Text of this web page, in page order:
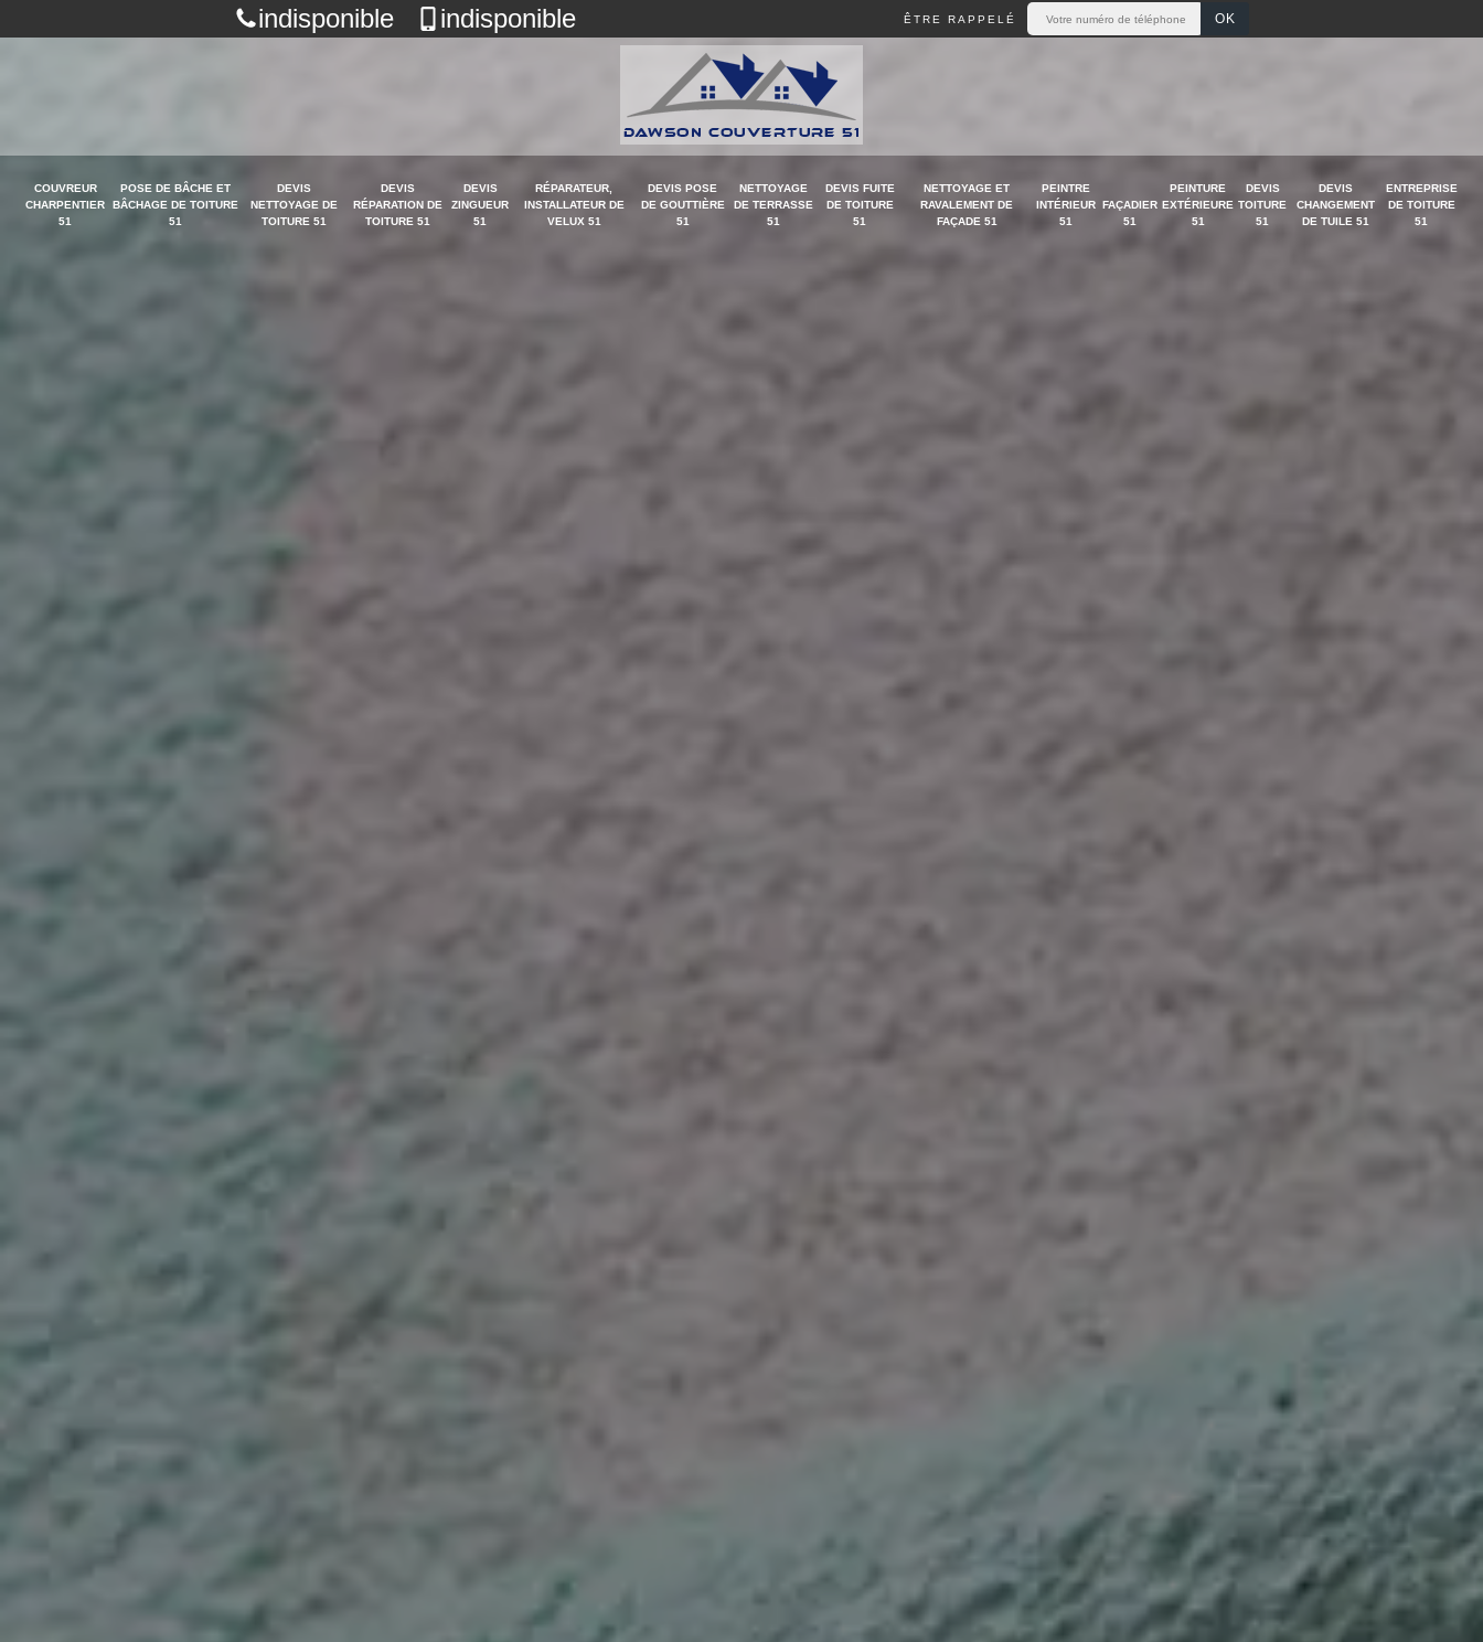
indisponible indisponible ÊTRE RAPPELÉ
COUVREUR
CHARPENTIER
51
POSE DE BÂCHE ET
BÂCHAGE DE TOITURE
51
DEVIS
NETTOYAGE DE
TOITURE 51
DEVIS
RÉPARATION DE
TOITURE 51
DEVIS
ZINGUEUR
51
RÉPARATEUR,
INSTALLATEUR DE
VELUX 51
DEVIS POSE
DE GOUTTIÈRE
51
NETTOYAGE
DE TERRASSE
51
DEVIS FUITE
DE TOITURE
51
NETTOYAGE ET
RAVALEMENT DE
FAÇADE 51
PEINTRE
INTÉRIEUR
51
FAÇADIER
51
PEINTURE
EXTÉRIEURE
51
DEVIS
TOITURE
51
DEVIS
CHANGEMENT
DE TUILE 51
ENTREPRISE
DE TOITURE
51